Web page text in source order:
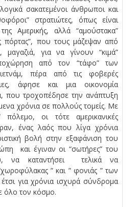
σακατεμένοι άνθρωποι και
στρατιώτες, όπως είναι
Αμερικής, αλλά “αμούστακα”
πόρτας”, που τους μάζεψαν από
μαγαζιά, για να γίνουν “κιμά”
από τον “τάφο” των
πέρα από τις φοβερές
άφησε και μια οικονομία
που τροχοπέδησε την ανάπτυξη
χρόνια σε πολλούς τομείς. Με
οι τότε αμερικανικές
ένας λαός που λίγα χρόνια
βολή στην εξαφάνιση του
και έγιναν οι “σωτήρες” του
να καταντήσει τελικά να
” και ” φονιάς ” των
για χρόνια ισχυρά σύνδρομα
όλο τον κόσμο.